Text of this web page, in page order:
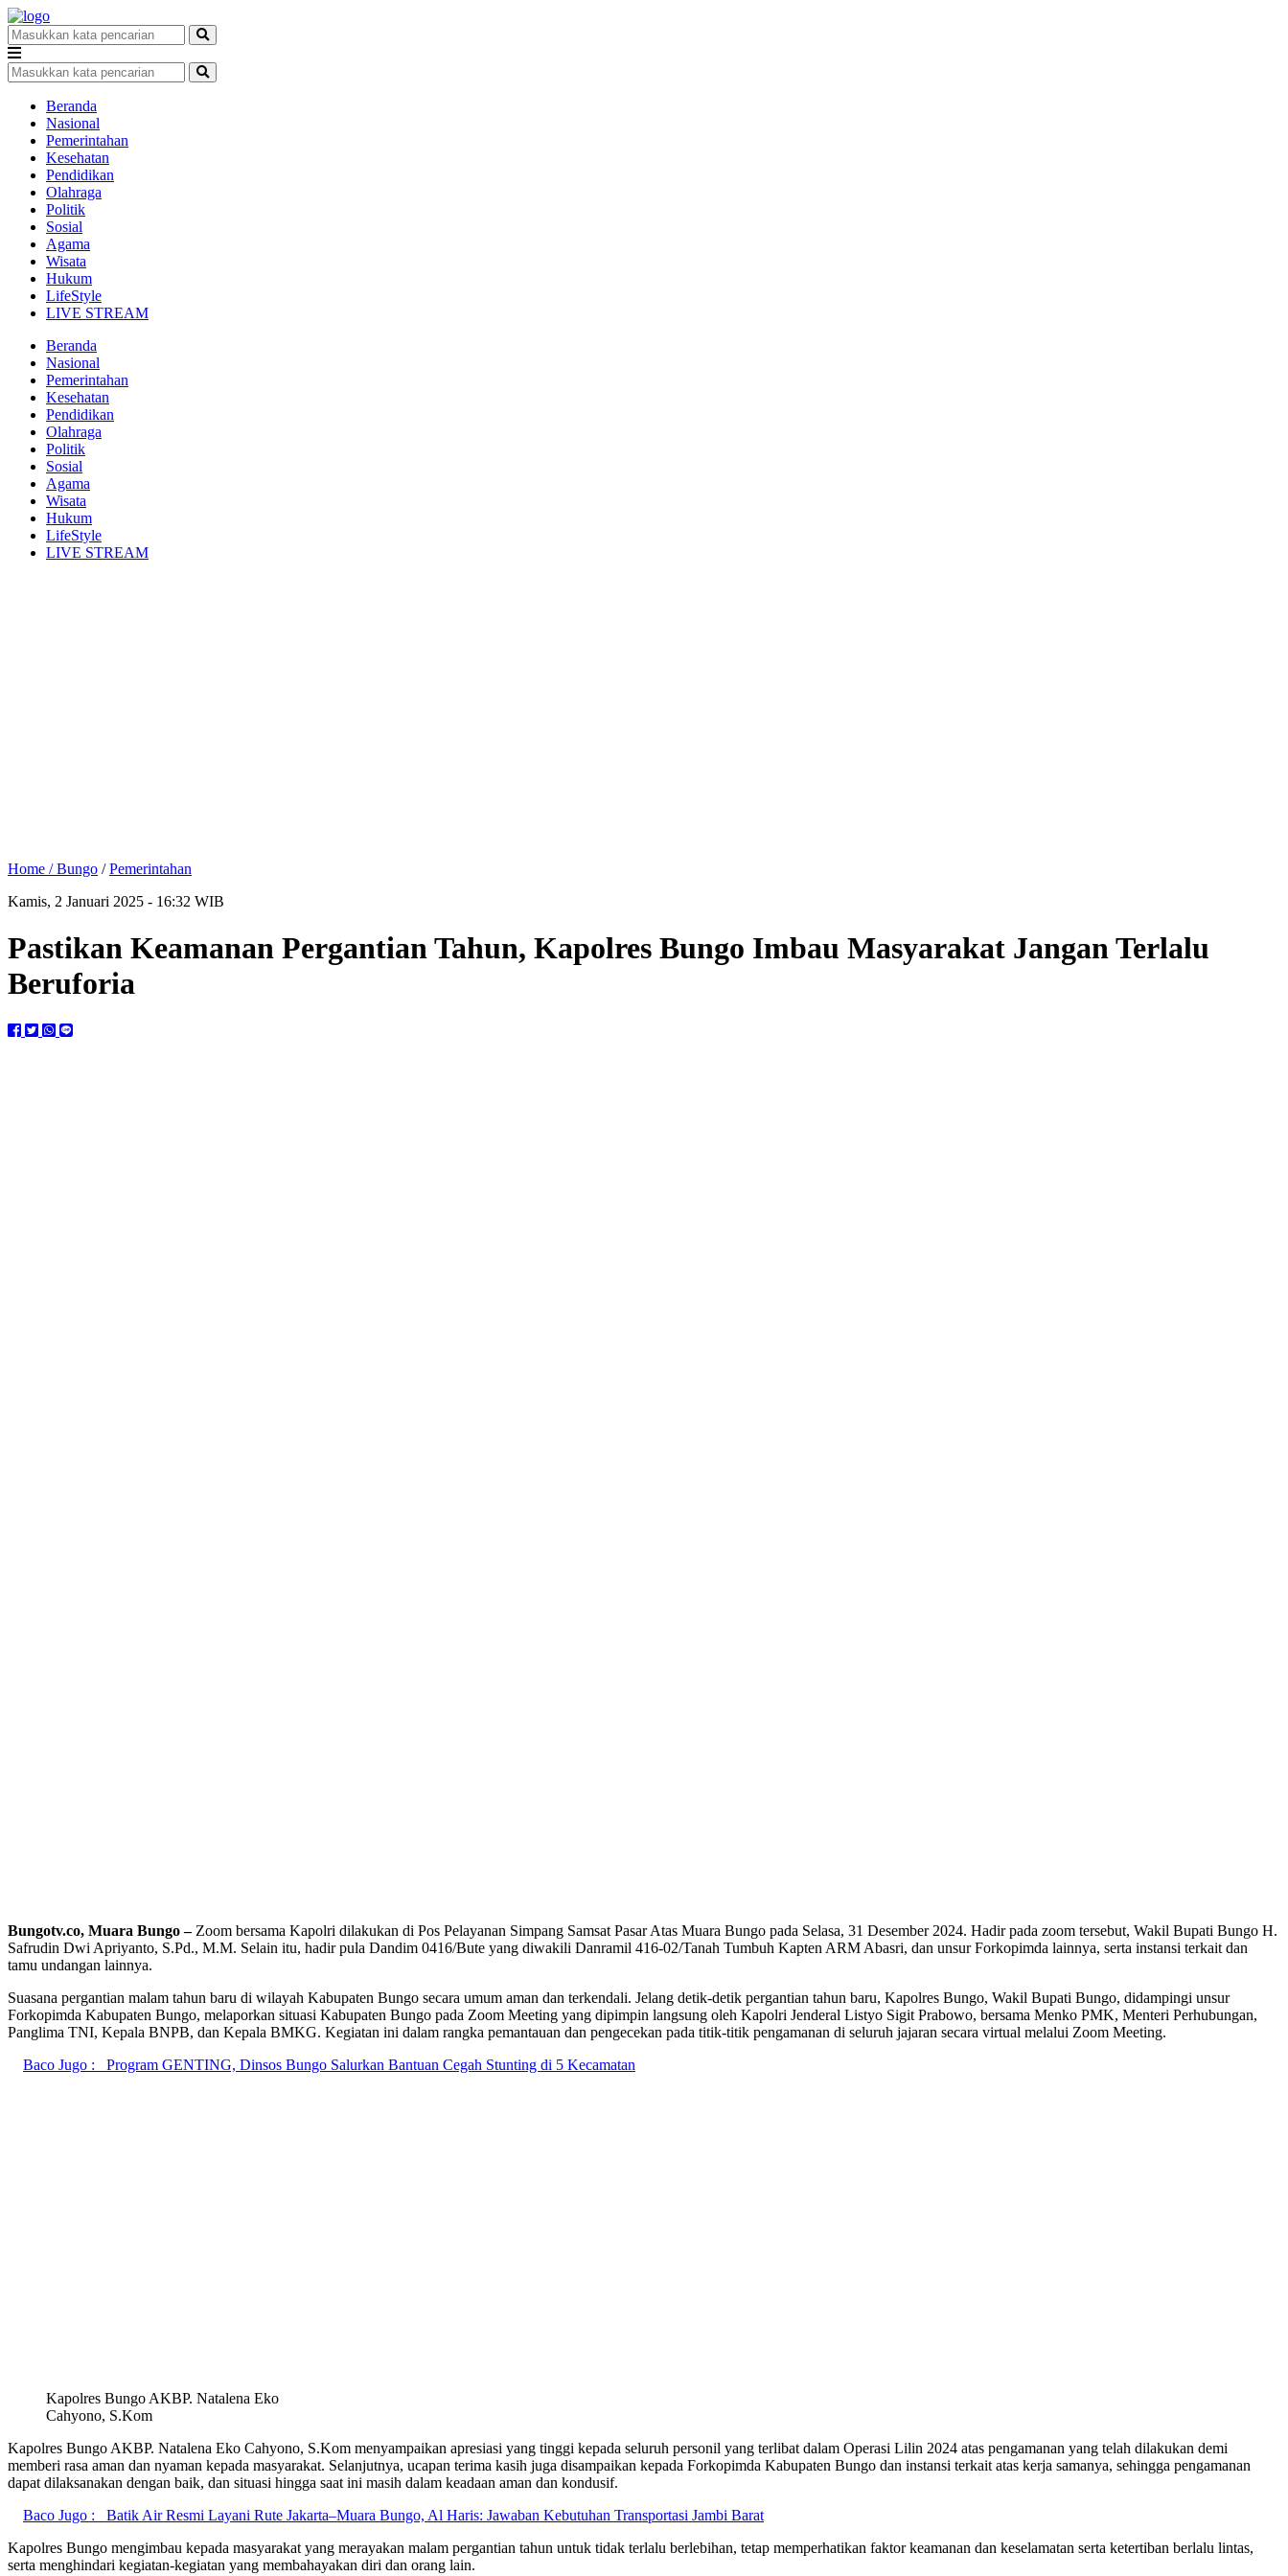
Beranda
Nasional
Pemerintahan
Kesehatan
Pendidikan
Olahraga
Politik
Sosial
Agama
Wisata
Hukum
LifeStyle
LIVE STREAM
Beranda
Nasional
Pemerintahan
Kesehatan
Pendidikan
Olahraga
Politik
Sosial
Agama
Wisata
Hukum
LifeStyle
LIVE STREAM
Home /Bungo /Pemerintahan
Kamis, 2 Januari 2025 - 16:32 WIB
Pastikan Keamanan Pergantian Tahun, Kapolres Bungo Imbau Masyarakat Jangan Terlalu
Beruforia
Bungotv.co, Muara Bungo– Zoom bersama Kapolri dilakukan di Pos Pelayanan Simpang Samsat Pasar Atas Muara Bungo pada Selasa, 31 Desember 2024. Hadir pada zoom tersebut, Wakil Bupati Bungo H.
Safrudin Dwi Apriyanto, S.Pd., M.M. Selain itu, hadir pula Dandim 0416/Bute yang diwakili Danramil 416-02/Tanah Tumbuh Kapten ARM Abasri, dan unsur Forkopimda lainnya, serta instansi terkait dan
tamu undangan lainnya.
Suasana pergantian malam tahun baru di wilayah Kabupaten Bungo secara umum aman dan terkendali. Jelang detik-detik pergantian tahun baru, Kapolres Bungo, Wakil Bupati Bungo, didampingi unsur
Forkopimda Kabupaten Bungo, melaporkan situasi Kabupaten Bungo pada Zoom Meeting yang dipimpin langsung oleh Kapolri Jenderal Listyo Sigit Prabowo, bersama Menko PMK, Menteri Perhubungan,
Panglima TNI, Kepala BNPB, dan Kepala BMKG. Kegiatan ini dalam rangka pemantauan dan pengecekan pada titik-titik pengamanan di seluruh jajaran secara virtual melalui Zoom Meeting.
Baco Jugo :
Program GENTING, Dinsos Bungo Salurkan Bantuan Cegah Stunting di 5 Kecamatan
Kapolres Bungo AKBP. Natalena Eko
Cahyono, S.Kom
Kapolres Bungo AKBP. Natalena Eko Cahyono, S.Kom menyampaikan apresiasi yang tinggi kepada seluruh personil yang terlibat dalam Operasi Lilin 2024 atas pengamanan yang telah dilakukan demi
memberi rasa aman dan nyaman kepada masyarakat. Selanjutnya, ucapan terima kasih juga disampaikan kepada Forkopimda Kabupaten Bungo dan instansi terkait atas kerja samanya, sehingga pengamanan
dapat dilaksanakan dengan baik, dan situasi hingga saat ini masih dalam keadaan aman dan kondusif.
Baco Jugo :
Batik Air Resmi Layani Rute Jakarta–Muara Bungo, Al Haris: Jawaban Kebutuhan Transportasi Jambi Barat
Kapolres Bungo mengimbau kepada masyarakat yang merayakan malam pergantian tahun untuk tidak terlalu berlebihan, tetap memperhatikan faktor keamanan dan keselamatan serta ketertiban berlalu lintas,
serta menghindari kegiatan-kegiatan yang membahayakan diri dan orang lain.